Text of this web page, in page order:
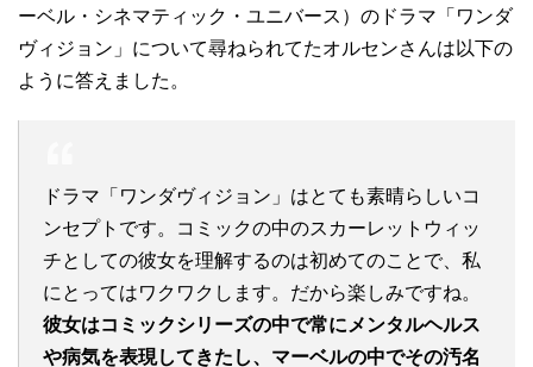
ーベル・シネマティック・ユニバース）のドラマ「ワンダ
ヴィジョン」について尋ねられてたオルセンさんは以下の
ように答えました。
ドラマ「ワンダヴィジョン」はとても素晴らしいコ
ンセプトです。コミックの中のスカーレットウィッ
チとしての彼女を理解するのは初めてのことで、私
にとってはワクワクします。だから楽しみですね。
彼女はコミックシリーズの中で常にメンタルヘルス
や病気を表現してきたし、マーベルの中でその汚名